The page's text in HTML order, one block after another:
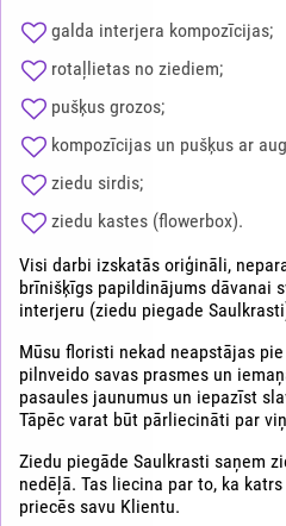
galda interjera kompozīcijas;
rotaļlietas no ziediem;
pušķus grozos;
kompozīcijas un pušķus ar
ziedu sirdis;
ziedu kastes (flowerbox).
Visi darbi izskatās oriģināli,
brīnišķīgs papildinājums dāvanai
interjeru (ziedu piegade
Mūsu floristi nekad neapstājas
pilnveido savas prasmes un
pasaules jaunumus un iepazīst
Tāpēc varat būt pārliecināti par
Ziedu piegāde Saulkrasti saņem
nedēļā. Tas liecina par to, ka
priecēs savu Klientu.